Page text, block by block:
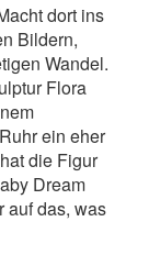
dort ins
Bildern,
Wandel.
Flora
ein eher
die Figur
Dream
auf das, was